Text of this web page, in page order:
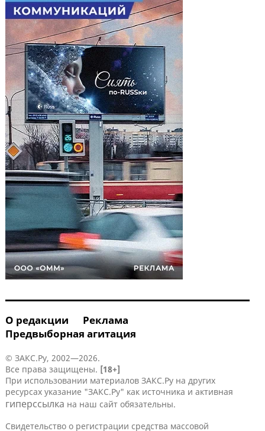
О редакции
Реклама
Предвыборная агитация
© ЗАКС.Ру, 2002—2026.
Все права защищены. [18+]
При использовании материалов ЗАКС.Ру на других
ресурсах указание "ЗАКС.Ру" как источника и активная
гиперссылка на наш сайт обязательны.
Свидетельство о регистрации средства массовой